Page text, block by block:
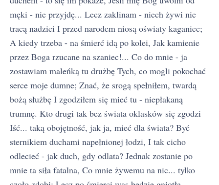
męki - nie przyjdę... Lecz zaklinam - niech żywi nie
tracą nadziei I przed narodem niosą oświaty kaganiec;
A kiedy trzeba - na śmierć idą po kolei, Jak kamienie
przez Boga rzucane na szaniec!... Co do mnie - ja
zostawiam maleńką tu drużbę Tych, co mogli pokochać
serce moje dumne; Znać, że srogą spełniłem, twardą
bożą służbę I zgodziłem się mieć tu - niepłakaną
trumnę. Kto drugi tak bez świata oklasków się zgodzi
Iść... taką obojętność, jak ja, mieć dla świata? Być
sternikiem duchami napełnionej łodzi, I tak cicho
odlecieć - jak duch, gdy odlata? Jednak zostanie po
mnie ta siła fatalna, Co mnie żywemu na nic... tylko